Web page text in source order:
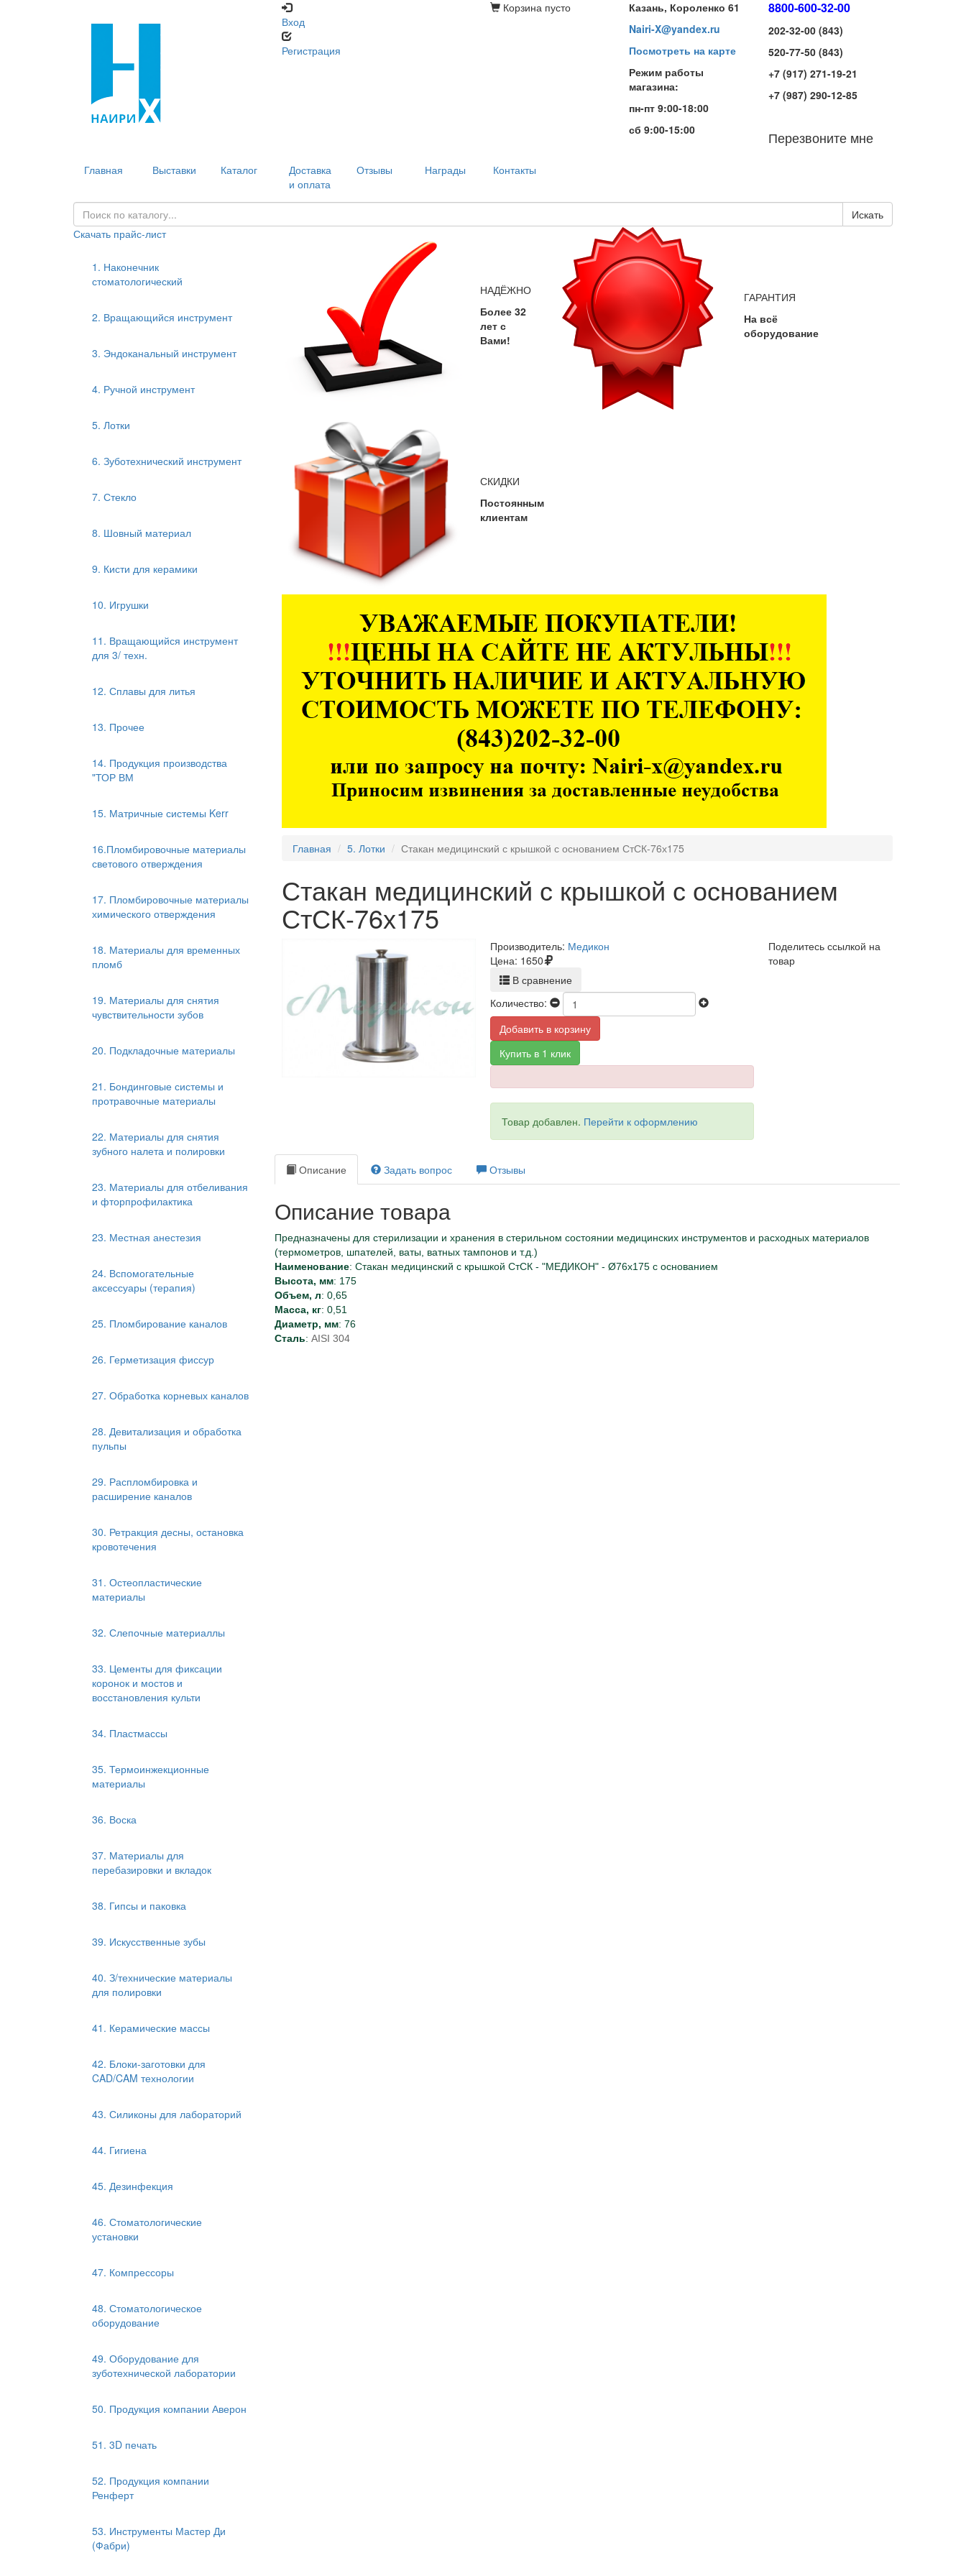
Вход
Регистрация
Корзина пусто
Казань, Короленко 61
Nairi-X@yandex.ru
Посмотреть на карте
Режим работы
магазина:
пн-пт 9:00-18:00
сб 9:00-15:00
8800-600-32-00
202-32-00 (843)
520-77-50 (843)
+7 (917) 271-19-21
+7 (987) 290-12-85
Перезвоните мне
Главная Выставки Каталог
Доставка
и оплата
Отзывы Награды Контакты
Искать
Скачать прайс-лист
1. Наконечник
стоматологический
2. Вращающийся инструмент
3. Эндоканальный инструмент
4. Ручной инструмент
5. Лотки
6. Зуботехнический инструмент
7. Стекло
8. Шовный материал
9. Кисти для керамики
10. Игрушки
11. Вращающийся инструмент
для 3/ техн.
12. Сплавы для литья
13. Прочее
14. Продукция производства
"ТОР ВМ
15. Матричные системы Kerr
16.Пломбировочные материалы
светового отверждения
17. Пломбировочные материалы
химического отверждения
18. Материалы для временных
пломб
19. Материалы для снятия
чувствительности зубов
20. Подкладочные материалы
21. Бондинговые системы и
протравочные материалы
22. Материалы для снятия
зубного налета и полировки
23. Материалы для отбеливания
и фторпрофилактика
23. Местная анестезия
24. Вспомогательные
аксессуары (терапия)
25. Пломбирование каналов
26. Герметизация фиссур
27. Обработка корневых каналов
28. Девитализация и обработка
пульпы
29. Распломбировка и
расширение каналов
30. Ретракция десны, остановка
кровотечения
31. Остеопластические
материалы
32. Слепочные материаллы
33. Цементы для фиксации
коронок и мостов и
восстановления культи
34. Пластмассы
35. Термоинжекционные
материалы
36. Воска
37. Материалы для
перебазировки и вкладок
38. Гипсы и паковка
39. Искусственные зубы
40. З/технические материалы
для полировки
41. Керамические массы
42. Блоки-заготовки для
CAD/CAM технологии
43. Силиконы для лабораторий
44. Гигиена
45. Дезинфекция
46. Стоматологические
установки
47. Компрессоры
48. Стоматологическое
оборудование
49. Оборудование для
зуботехнической лаборатории
50. Продукция компании Аверон
51. 3D печать
52. Продукция компании
Ренферт
53. Инструменты Мастер Ди
(Фабри)
НАДЁЖНО
Более 32
лет с
Вами!
ГАРАНТИЯ
На всё
оборудование
СКИДКИ
Постоянным
клиентам
Главная 5. Лотки Стакан медицинский с крышкой с основанием СтСК-76х175
Стакан медицинский с крышкой с основанием
СтСК-76х175
Производитель: Медикон
Цена: 1650
В сравнение
Количество:
Добавить в корзину
Купить в 1 клик
Товар добавлен. Перейти к оформлению
Поделитесь ссылкой на
товар
Описание Задать вопрос Отзывы
Описание товара
Предназначены для стерилизации и хранения в стерильном состоянии медицинских инструментов и расходных материалов
(термометров, шпателей, ваты, ватных тампонов и т.д.)
Наименование: Стакан медицинский с крышкой СтСК - "МЕДИКОН" - Ø76х175 с основанием
Высота, мм: 175
Объем, л: 0,65
Масса, кг: 0,51
Диаметр, мм: 76
Сталь: AISI 304